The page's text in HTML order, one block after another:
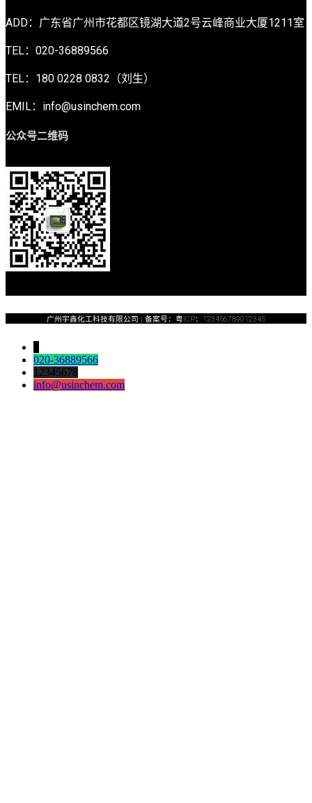
ADD：广东省广州市花都区镜湖大道2号云峰商业大厦1211室
TEL：020-36889566
TEL：180 0228 0832（刘生）
EMIL：info@usinchem.com
公众号二维码
广州宇鑫化工科技有限公司​ | 备案号：粤ICP：123456789012345
020-36889566
12345678
info@usinchem.com